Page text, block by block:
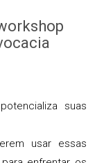
suas
usar essas